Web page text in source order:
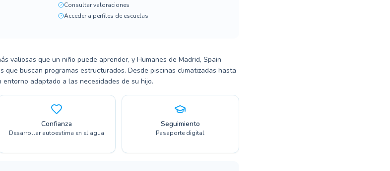
Consultar valoraciones
Acceder a perfiles de escuelas
valiosas que un niño puede aprender, y Humanes de Madrid, Spain
que buscan programas estructurados. Desde piscinas climatizadas hasta
adaptado a las necesidades de su hijo.
Confianza
Desarrollar autoestima en el agua
Seguimiento
Pasaporte digital